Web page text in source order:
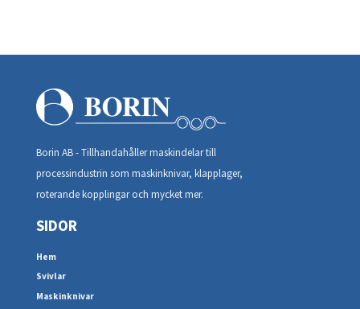
Borin AB - Tillhandahåller maskindelar till
processindustrin som maskinknivar, klapplager,
roterande kopplingar och mycket mer.
SIDOR
Hem
Svivlar
Maskinknivar